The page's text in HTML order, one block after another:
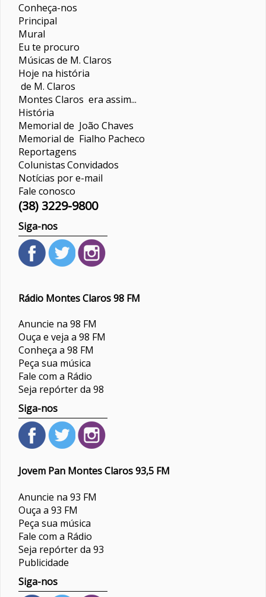
Conheça-nos
Principal
Mural
Eu te procuro
Músicas de M. Claros
Hoje na história
de M. Claros
Montes Claros era assim...
História
Memorial de João Chaves
Memorial de Fialho Pacheco
Reportagens
ColunistasConvidados
Notícias por e-mail
Fale conosco
(38) 3229-9800
Siga-nos
Rádio Montes Claros 98 FM
Anuncie na 98 FM
Ouça e veja a 98 FM
Conheça a 98 FM
Peça sua música
Fale com a Rádio
Seja repórter da 98
Siga-nos
Jovem Pan Montes Claros 93,5 FM
Anuncie na 93 FM
Ouça a 93 FM
Peça sua música
Fale com a Rádio
Seja repórter da 93
Publicidade
Siga-nos